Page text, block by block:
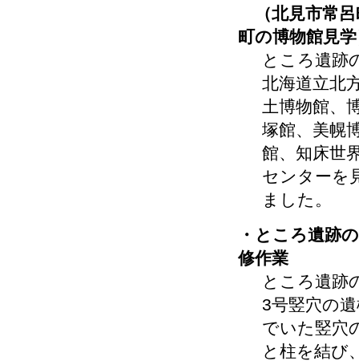
（北見市常呂
町の博物館見
ところ遺跡
北海道立北
土博物館、
塚館、美幌
館、知床世
センターを
ました。
・ところ遺跡
修作業
ところ遺跡
3号竪穴の
でいた竪穴
と柱を結び